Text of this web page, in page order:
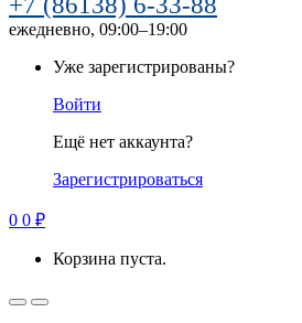
ежедневно, 09:00–19:00
Уже зарегистрированы?
Войти
Ещё нет аккаунта?
Зарегистрироваться
0 0 ₽
Корзина пуста.